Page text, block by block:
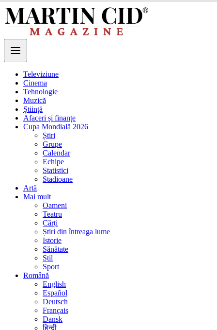
Televiziune
Cinema
Tehnologie
Muzică
Știință
Afaceri și finanțe
Cupa Mondială 2026
Știri
Grupe
Calendar
Echipe
Statistici
Stadioane
Artă
Mai mult
Oameni
Teatru
Cărți
Știri din întreaga lume
Istorie
Sănătate
Stil
Sport
Română
English
Español
Deutsch
Français
Dansk
हिन्दी